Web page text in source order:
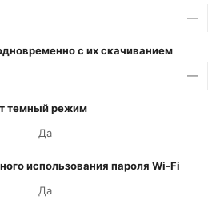
—
с их скачиванием
—
темный режим
Да
использования пароля Wi-Fi
Да